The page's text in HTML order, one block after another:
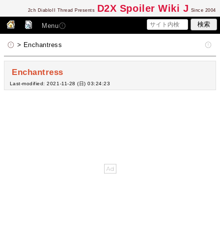
2ch DiabloII Thread Presents D2X Spoiler Wiki J Since 2004
Menu
> Enchantress
Enchantress
Last-modified: 2021-11-28 (日) 03:24:23